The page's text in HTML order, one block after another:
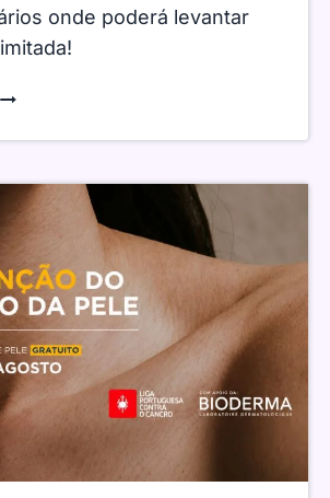
onde poderá levantar
AMOSTRAS
ONDE
LEVANTAR